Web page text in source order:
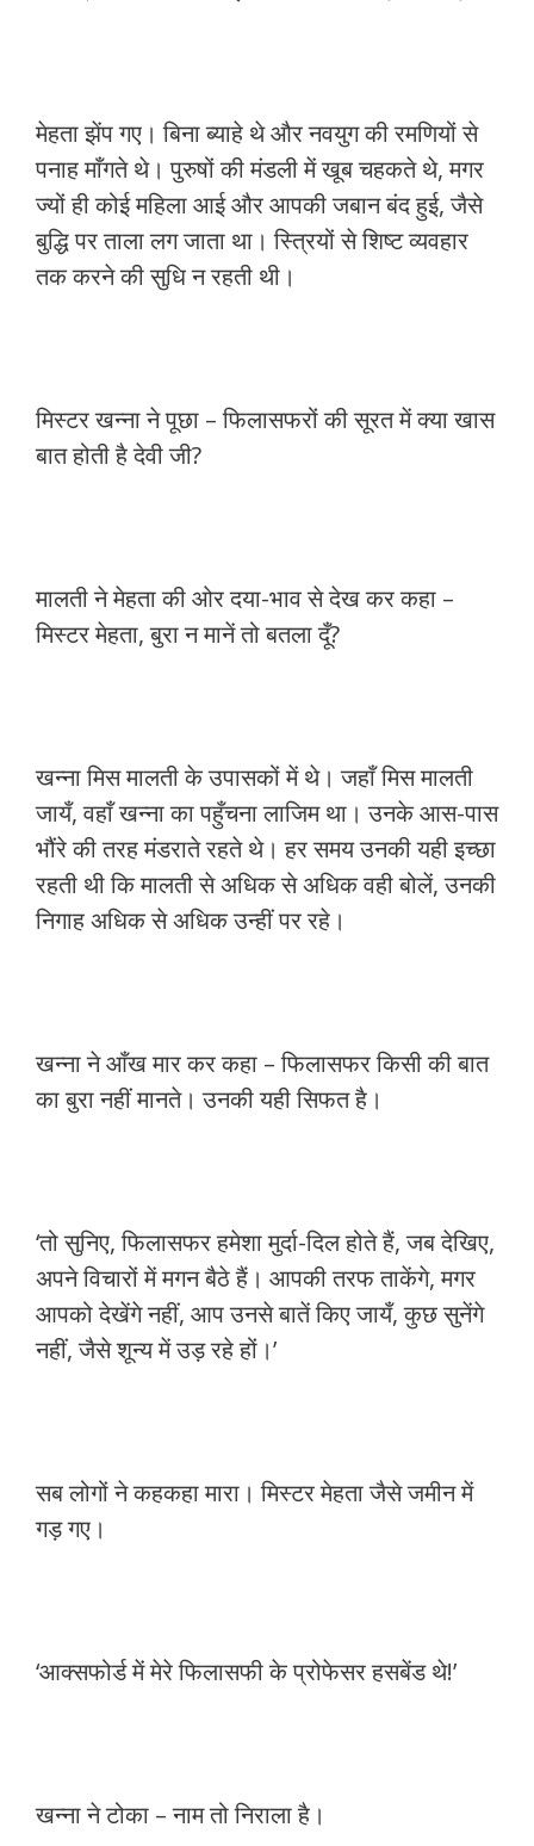
मेहता झेंप गए। बिना ब्याहे थे और नवयुग की रमणियों से
पनाह माँगते थे। पुरुषों की मंडली में खूब चहकते थे, मगर
ज्यों ही कोई महिला आई और आपकी जबान बंद हुई, जैसे
बुद्धि पर ताला लग जाता था। स्त्रियों से शिष्ट व्यवहार
तक करने की सुधि न रहती थी।
मिस्टर खन्ना ने पूछा – फिलासफरों की सूरत में क्या खास
बात होती है देवी जी?
मालती ने मेहता की ओर दया-भाव से देख कर कहा –
मिस्टर मेहता, बुरा न मानें तो बतला दूँ?
खन्ना मिस मालती के उपासकों में थे। जहाँ मिस मालती
जायँ, वहाँ खन्ना का पहुँचना लाजिम था। उनके आस-पास
भौंरे की तरह मंडराते रहते थे। हर समय उनकी यही इच्छा
रहती थी कि मालती से अधिक से अधिक वही बोलें, उनकी
निगाह अधिक से अधिक उन्हीं पर रहे।
खन्ना ने आँख मार कर कहा – फिलासफर किसी की बात
का बुरा नहीं मानते। उनकी यही सिफत है।
‘तो सुनिए, फिलासफर हमेशा मुर्दा-दिल होते हैं, जब देखिए,
अपने विचारों में मगन बैठे हैं। आपकी तरफ ताकेंगे, मगर
आपको देखेंगे नहीं, आप उनसे बातें किए जायँ, कुछ सुनेंगे
नहीं, जैसे शून्य में उड़ रहे हों।’
सब लोगों ने कहकहा मारा। मिस्टर मेहता जैसे जमीन में
गड़ गए।
‘आक्सफोर्ड में मेरे फिलासफी के प्रोफेसर हसबेंड थे!’
खन्ना ने टोका – नाम तो निराला है।